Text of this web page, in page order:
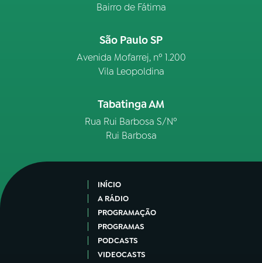
Bairro de Fátima
São Paulo SP
Avenida Mofarrej, nº 1.200
Vila Leopoldina
Tabatinga AM
Rua Rui Barbosa S/Nº
Rui Barbosa
INÍCIO
A RÁDIO
PROGRAMAÇÃO
PROGRAMAS
PODCASTS
VIDEOCASTS